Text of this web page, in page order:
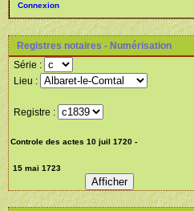
Connexion
Registres notaires - Numérisation
Série :
Lieu :
Registre :